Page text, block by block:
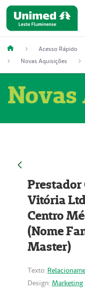
Acesso Rápido
Novas Aquisições
Vitória
Centro
(Nome
Master)
Texto:
Design: Marketing